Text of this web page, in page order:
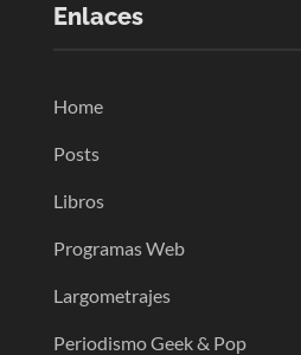
Enlaces
Home
Posts
Libros
Programas Web
Largometrajes
Periodismo Geek & Pop